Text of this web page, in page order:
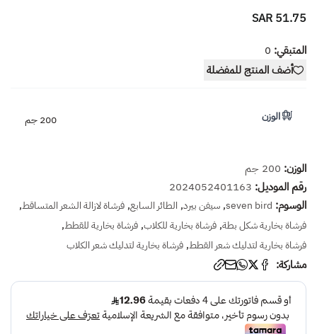
51.75 SAR
المتبقي: 0
أضف المنتج للمفضلة
الوزن 200 جم
الوزن: 200 جم
رقم الموديل: 2024052401163
الوسوم: seven bird
, سيفن بيرد, الطائر السابع, فرشاة لازالة الشعر المتساقط,
فرشاة بخارية شكل بطة, فرشاة بخارية للكلاب, فرشاة بخارية للقطط,
فرشاة بخارية لتدليك شعر القطط, فرشاة بخارية لتدليك شعر الكلاب
مشاركة: